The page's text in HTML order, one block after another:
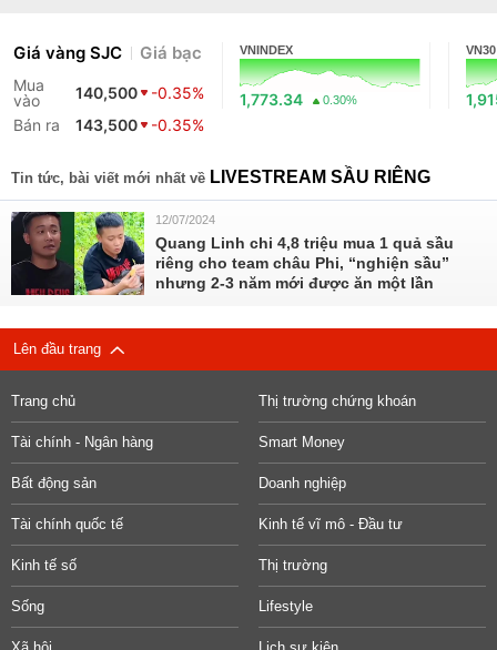
Giá vàng SJC Giá bạc
Mua
vào
140,500
-0.35%
Bán ra
143,500 -0.35%
VNINDEX
1,773.34 0.30%
VN30
Tin tức, bài viết mới nhất về LIVESTREAM SẦU RIÊNG
12/07/2024
Quang Linh chi 4,8 triệu mua 1 quả sầu
riêng cho team châu Phi, “nghiện sầu”
nhưng 2-3 năm mới được ăn một lần
Lên đầu trang
Trang chủ Thị trường chứng khoán
Tài chính - Ngân hàng Smart Money
Bất động sản Doanh nghiệp
Tài chính quốc tế Kinh tế vĩ mô - Đầu tư
Kinh tế số Thị trường
Sống Lifestyle